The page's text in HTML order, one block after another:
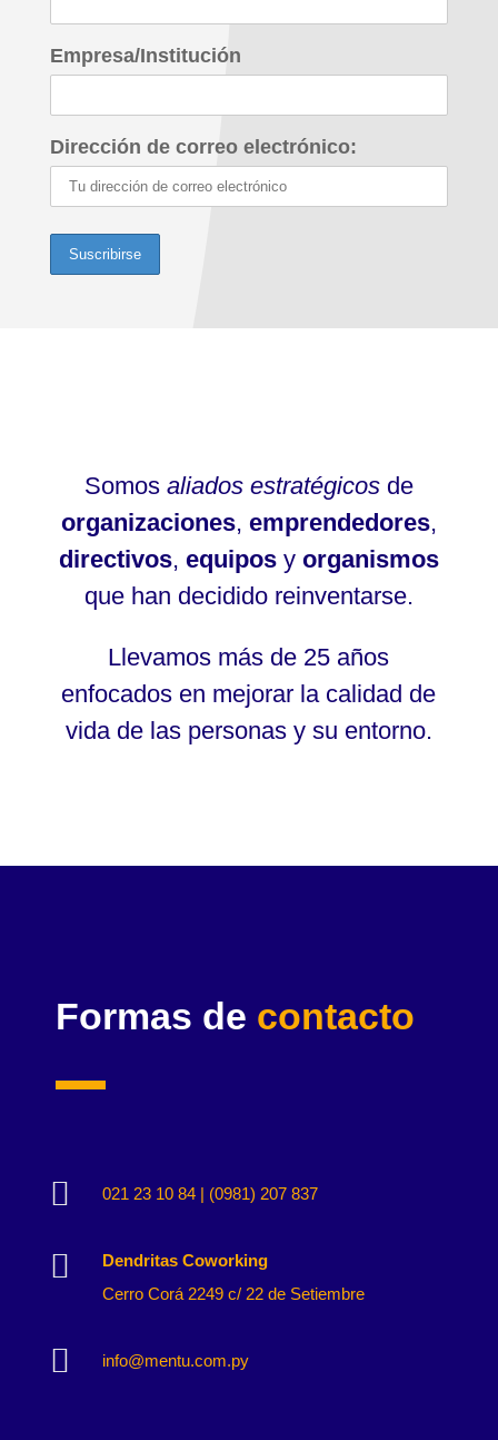
Empresa/Institución
Dirección de correo electrónico:
Somos aliados estratégicosde
organizaciones, emprendedores,
directivos, equiposy organismos
que han decidido reinventarse.
Llevamos más de 25 años
enfocados en mejorar la calidad de
vida de las personas y su entorno.
Formas de contacto
 021 23 10 84 | (0981) 207 837

Dendritas Coworking
Cerro Corá 2249 c/ 22 de Setiembre
 info@mentu.com.py